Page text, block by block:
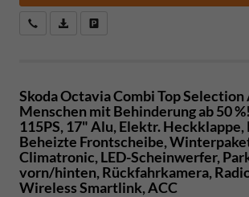
Kostenloser Rückruf-Service
PDF-Datei, Fahrzeugexposé drucken
Skoda Octavia CombiTop Selection
Menschen mit Behinderung ab 50
115PS, 17" Alu, Elektr.
Beheizte Frontscheibe,
Climatronic, LED-Scheinwerfer,
vorn/hinten, Rückfahrkamera,
Wireless Smartlink, ACC